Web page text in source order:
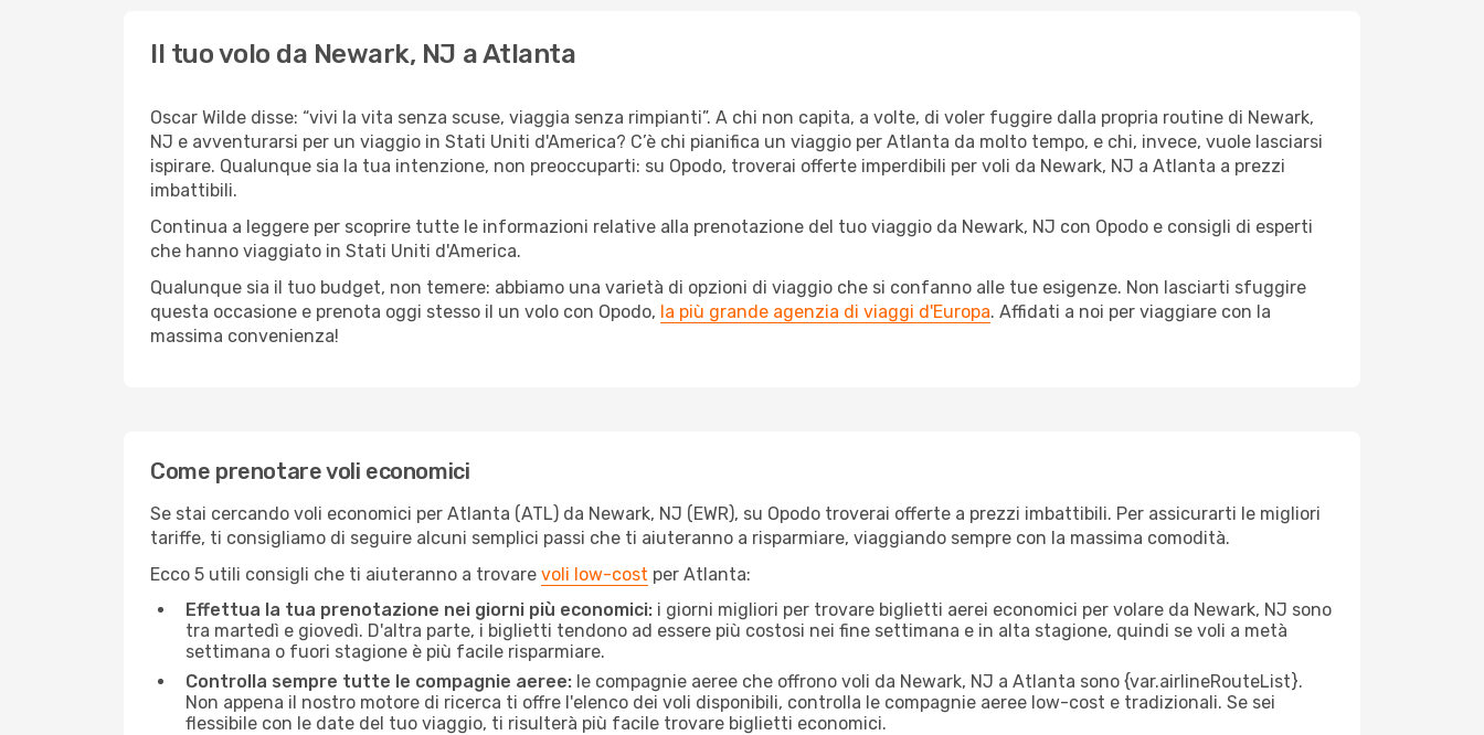
Il tuo volo da Newark, NJ a Atlanta
Oscar Wilde disse: “vivi la vita senza scuse, viaggia senza rimpianti”. A chi non capita, a volte, di voler fuggire dalla propria routine di Newark,
NJ e avventurarsi per un viaggio in Stati Uniti d'America? C’è chi pianifica un viaggio per Atlanta da molto tempo, e chi, invece, vuole lasciarsi
ispirare. Qualunque sia la tua intenzione, non preoccuparti: su Opodo, troverai offerte imperdibili per voli da Newark, NJ a Atlanta a prezzi
imbattibili.
Continua a leggere per scoprire tutte le informazioni relative alla prenotazione del tuo viaggio da Newark, NJ con Opodo e consigli di esperti
che hanno viaggiato in Stati Uniti d'America.
Qualunque sia il tuo budget, non temere: abbiamo una varietà di opzioni di viaggio che si confanno alle tue esigenze. Non lasciarti sfuggire
questa occasione e prenota oggi stesso il un volo con Opodo, la più grande agenzia di viaggi d'Europa. Affidati a noi per viaggiare con la
massima convenienza!
Come prenotare voli economici
Se stai cercando voli economici per Atlanta (ATL) da Newark, NJ (EWR), su Opodo troverai offerte a prezzi imbattibili. Per assicurarti le migliori
tariffe, ti consigliamo di seguire alcuni semplici passi che ti aiuteranno a risparmiare, viaggiando sempre con la massima comodità.
Ecco 5 utili consigli che ti aiuteranno a trovare voli low-cost per Atlanta:
Effettua la tua prenotazione nei giorni più economici: i giorni migliori per trovare biglietti aerei economici per volare da Newark, NJ sono
tra martedì e giovedì. D'altra parte, i biglietti tendono ad essere più costosi nei fine settimana e in alta stagione, quindi se voli a metà
settimana o fuori stagione è più facile risparmiare.
Controlla sempre tutte le compagnie aeree: le compagnie aeree che offrono voli da Newark, NJ a Atlanta sono {​var.airlineRouteList}.
Non appena il nostro motore di ricerca ti offre l'elenco dei voli disponibili, controlla le compagnie aeree low-cost e tradizionali. Se sei
flessibile con le date del tuo viaggio, ti risulterà più facile trovare biglietti economici.